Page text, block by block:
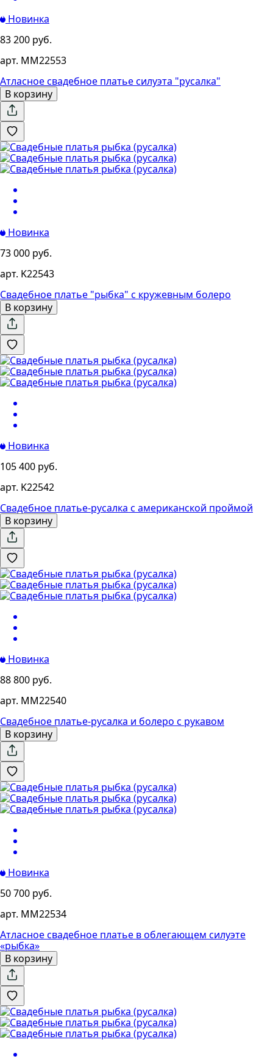
Новинка
83 200 руб.
арт. MM22553
Атласное свадебное платье силуэта "русалка"
В корзину
Новинка
73 000 руб.
арт. K22543
Свадебное платье "рыбка" с кружевным болеро
В корзину
Новинка
105 400 руб.
арт. K22542
Свадебное платье-русалка с американской проймой
В корзину
Новинка
88 800 руб.
арт. MM22540
Свадебное платье-русалка и болеро с рукавом
В корзину
Новинка
50 700 руб.
арт. MM22534
Атласное свадебное платье в облегающем силуэте
«рыбка»
В корзину